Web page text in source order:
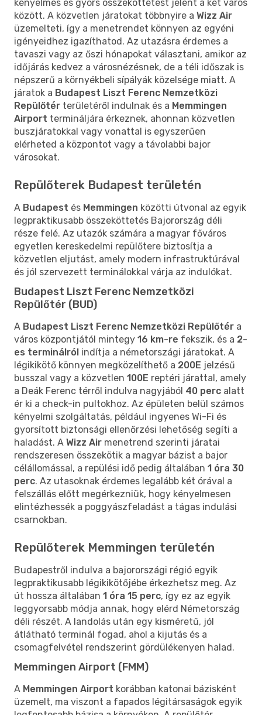
kényelmes és gyors összeköttetést jelent a két város
között. A közvetlen járatokat többnyire a Wizz Air
üzemelteti, így a menetrendet könnyen az egyéni
igényeidhez igazíthatod. Az utazásra érdemes a
tavaszi vagy az őszi hónapokat választani, amikor az
időjárás kedvez a városnézésnek, de a téli időszak is
népszerű a környékbeli sípályák közelsége miatt. A
járatok a Budapest Liszt Ferenc Nemzetközi
Repülőtér területéről indulnak és a Memmingen
Airport termináljára érkeznek, ahonnan közvetlen
buszjáratokkal vagy vonattal is egyszerűen
elérheted a központot vagy a távolabbi bajor
városokat.
Repülőterek Budapest területén
A Budapest és Memmingen közötti útvonal az egyik
legpraktikusabb összeköttetés Bajorország déli
része felé. Az utazók számára a magyar főváros
egyetlen kereskedelmi repülőtere biztosítja a
közvetlen eljutást, amely modern infrastruktúrával
és jól szervezett terminálokkal várja az indulókat.
Budapest Liszt Ferenc Nemzetközi
Repülőtér (BUD)
A Budapest Liszt Ferenc Nemzetközi Repülőtér a
város központjától mintegy 16 km-re fekszik, és a 2-
es terminálról indítja a németországi járatokat. A
légikikötő könnyen megközelíthető a 200E jelzésű
busszal vagy a közvetlen 100E reptéri járattal, amely
a Deák Ferenc térről indulva nagyjából 40 perc alatt
ér ki a check-in pultokhoz. Az épületen belül számos
kényelmi szolgáltatás, például ingyenes Wi-Fi és
gyorsított biztonsági ellenőrzési lehetőség segíti a
haladást. A Wizz Air menetrend szerinti járatai
rendszeresen összekötik a magyar bázist a bajor
célállomással, a repülési idő pedig általában 1 óra 30
perc. Az utasoknak érdemes legalább két órával a
felszállás előtt megérkezniük, hogy kényelmesen
elintézhessék a poggyászfeladást a tágas indulási
csarnokban.
Repülőterek Memmingen területén
Budapestről indulva a bajorországi régió egyik
legpraktikusabb légikikötőjébe érkezhetsz meg. Az
út hossza általában 1 óra 15 perc, így ez az egyik
leggyorsabb módja annak, hogy elérd Németország
déli részét. A landolás után egy kisméretű, jól
átlátható terminál fogad, ahol a kijutás és a
csomagfelvétel rendszerint gördülékenyen halad.
Memmingen Airport (FMM)
A Memmingen Airport korábban katonai bázisként
üzemelt, ma viszont a fapados légitársaságok egyik